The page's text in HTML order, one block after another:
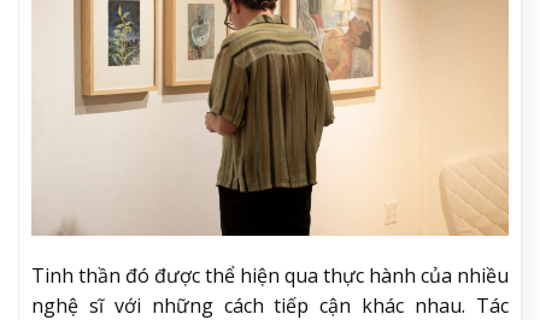
Tinh thần đó được thể hiện qua thực hành của nhiều
nghệ sĩ với những cách tiếp cận khác nhau. Tác